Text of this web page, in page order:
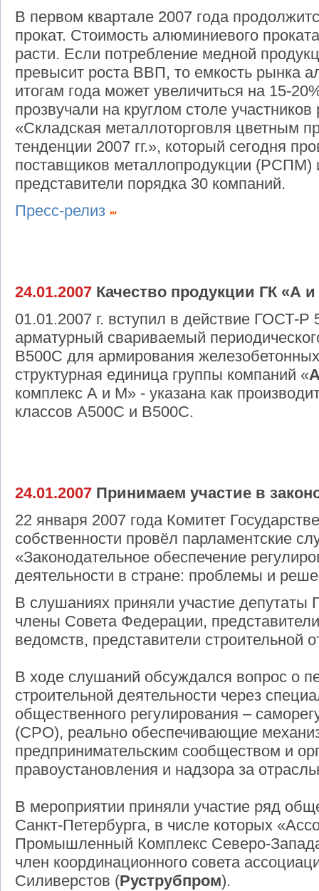
В первом квартале 2007 года
прокат. Стоимость алюминиевого
расти. Если потребление медной
превысит роста ВВП, то емкость рынка
итогам года может увеличиться на 15-
прозвучали на круглом столе
«Складская металлоторговля цветным
тенденции 2007 гг.», который сегодня
поставщиков металлопродукции (РСПМ)
представители порядка 30 компаний.
Пресс-релиз
24.01.2007 Качество продукции ГК «А
01.01.2007 г. вступил в действие ГОСТ-Р
арматурный свариваемый
В500С для армирования
структурная единица группы компаний «
комплекс А и М» - указана как
классов А500С и В500С.
24.01.2007 Принимаем участие в
22 января 2007 года Комитет
собственности провёл парламентские
«Законодательное обеспечение
деятельности в стране: проблемы и
В слушаниях приняли участие депутаты
члены Совета Федерации,
ведомств, представители строительной
В ходе слушаний обсуждался вопрос о
строительной деятельности через
общественного регулирования –
(СРО), реально обеспечивающие
предпринимательским сообществом и
правоустановления и надзора за
В мероприятии приняли участие ряд
Санкт-Петербурга, в числе которых
Промышленный Комплекс Северо-
член координационного совета
Силиверстов (Руструбпром).